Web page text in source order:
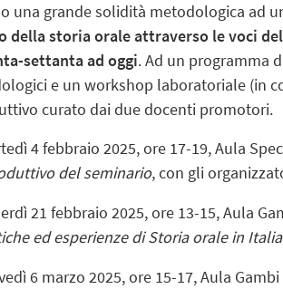
una grande solidità metodologica ad
della storia orale attraverso le voci
settanta ad oggi. Ad un programma
e un workshop laboratoriale (in
curato dai due docenti promotori.
4 febbraio 2025, ore 17-19,Aula
del seminario, con gli
21 febbraio 2025, ore 13-15,Aula
ed esperienze di Storia orale in Italia
6 marzo 2025, ore 15-17,Aula